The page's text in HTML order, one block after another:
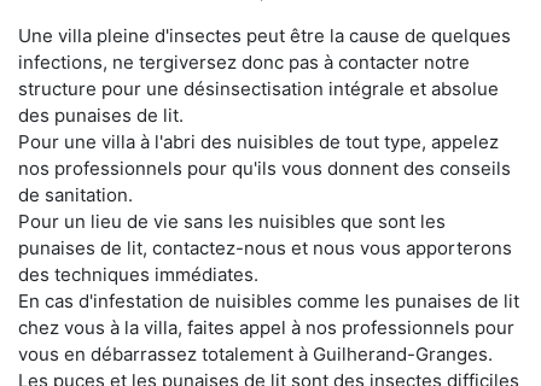
Une villa pleine d'insectes peut être la cause de quelques
infections, ne tergiversez donc pas à contacter notre
structure pour une désinsectisation intégrale et absolue
des punaises de lit.
Pour une villa à l'abri des nuisibles de tout type, appelez
nos professionnels pour qu'ils vous donnent des conseils
de sanitation.
Pour un lieu de vie sans les nuisibles que sont les
punaises de lit, contactez-nous et nous vous apporterons
des techniques immédiates.
En cas d'infestation de nuisibles comme les punaises de lit
chez vous à la villa, faites appel à nos professionnels pour
vous en débarrassez totalement à Guilherand-Granges.
Les puces et les punaises de lit sont des insectes difficiles